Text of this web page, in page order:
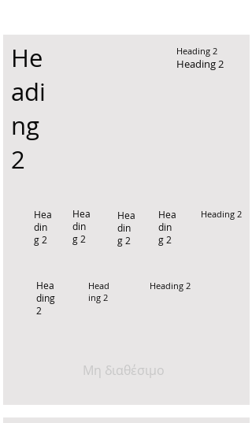
He
adi
ng
2
Heading 2
Heading 2
Hea
din
g 2
Hea
din
g 2
Hea
din
g 2
Hea
din
g 2
Heading 2
Hea
ding
2
Head
ing 2
Heading 2
Μη διαθέσιμο